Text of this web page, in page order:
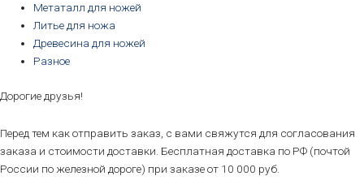
Метаталл для ножей
Литье для ножа
Древесина для ножей
Разное
Дорогие друзья!
Перед тем как отправить заказ, с вами свяжутся для согласования
заказа и стоимости доставки. Бесплатная доставка по РФ (почтой
России по железной дороге) при заказе от 10 000 руб.